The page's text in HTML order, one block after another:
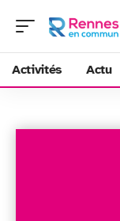
Activités Actu